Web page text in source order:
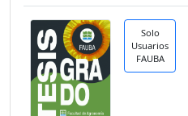
Solo
Usuarios
FAUBA